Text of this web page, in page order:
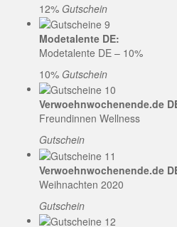
12% Gutschein
Modetalente DE:
Modetalente DE – 10%
10% Gutschein
Verwoehnwochenende.de
Freundinnen Wellness
Gutschein
Verwoehnwochenende.de
Weihnachten 2020
Gutschein